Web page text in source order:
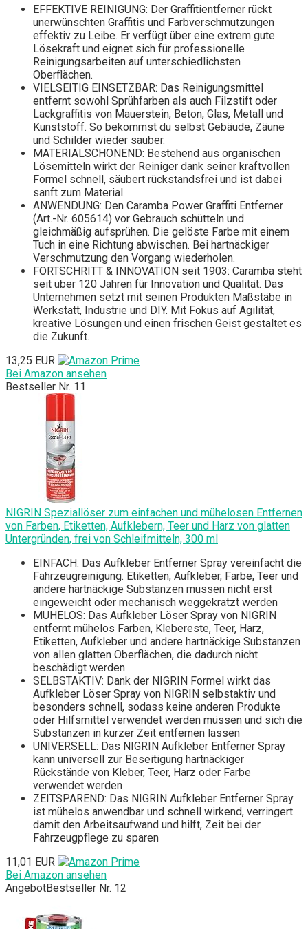
EFFEKTIVE REINIGUNG: Der Graffitientferner rückt
unerwünschten Graffitis und Farbverschmutzungen
effektiv zu Leibe. Er verfügt über eine extrem gute
Lösekraft und eignet sich für professionelle
Reinigungsarbeiten auf unterschiedlichsten
Oberflächen.
VIELSEITIG EINSETZBAR: Das Reinigungsmittel
entfernt sowohl Sprühfarben als auch Filzstift oder
Lackgraffitis von Mauerstein, Beton, Glas, Metall und
Kunststoff. So bekommst du selbst Gebäude, Zäune
und Schilder wieder sauber.
MATERIALSCHONEND: Bestehend aus organischen
Lösemitteln wirkt der Reiniger dank seiner kraftvollen
Formel schnell, säubert rückstandsfrei und ist dabei
sanft zum Material.
ANWENDUNG: Den Caramba Power Graffiti Entferner
(Art.-Nr. 605614) vor Gebrauch schütteln und
gleichmäßig aufsprühen. Die gelöste Farbe mit einem
Tuch in eine Richtung abwischen. Bei hartnäckiger
Verschmutzung den Vorgang wiederholen.
FORTSCHRITT & INNOVATION seit 1903: Caramba steht
seit über 120 Jahren für Innovation und Qualität. Das
Unternehmen setzt mit seinen Produkten Maßstäbe in
Werkstatt, Industrie und DIY. Mit Fokus auf Agilität,
kreative Lösungen und einen frischen Geist gestaltet es
die Zukunft.
13,25 EUR
Bei Amazon ansehen
Bestseller Nr. 11
NIGRIN Speziallöser zum einfachen und mühelosen Entfernen
von Farben, Etiketten, Aufklebern, Teer und Harz von glatten
Untergründen, frei von Schleifmitteln, 300 ml
EINFACH: Das Aufkleber Entferner Spray vereinfacht die
Fahrzeugreinigung. Etiketten, Aufkleber, Farbe, Teer und
andere hartnäckige Substanzen müssen nicht erst
eingeweicht oder mechanisch weggekratzt werden
MÜHELOS: Das Aufkleber Löser Spray von NIGRIN
entfernt mühelos Farben, Klebereste, Teer, Harz,
Etiketten, Aufkleber und andere hartnäckige Substanzen
von allen glatten Oberflächen, die dadurch nicht
beschädigt werden
SELBSTAKTIV: Dank der NIGRIN Formel wirkt das
Aufkleber Löser Spray von NIGRIN selbstaktiv und
besonders schnell, sodass keine anderen Produkte
oder Hilfsmittel verwendet werden müssen und sich die
Substanzen in kurzer Zeit entfernen lassen
UNIVERSELL: Das NIGRIN Aufkleber Entferner Spray
kann universell zur Beseitigung hartnäckiger
Rückstände von Kleber, Teer, Harz oder Farbe
verwendet werden
ZEITSPAREND: Das NIGRIN Aufkleber Entferner Spray
ist mühelos anwendbar und schnell wirkend, verringert
damit den Arbeitsaufwand und hilft, Zeit bei der
Fahrzeugpflege zu sparen
11,01 EUR
Bei Amazon ansehen
AngebotBestseller Nr. 12